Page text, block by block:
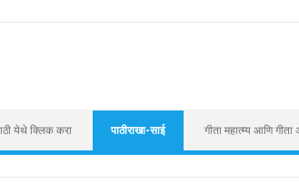
येथे क्लिक करा पाठीराखा-साई गीता महात्म्य आणि